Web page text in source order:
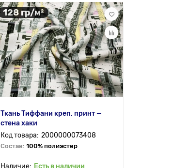
128 гр/м²
Ткань Тиффани креп, принт —
стена хаки
2000000073408
Состав: 100% полиэстер
Есть в наличии